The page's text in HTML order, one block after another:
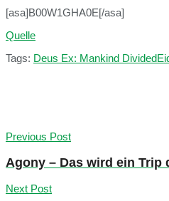
[asa]B00W1GHA0E[/asa]
Quelle
Tags: Deus Ex: Mankind Divided
Previous Post
Agony – Das wird ein Trip
Next Post